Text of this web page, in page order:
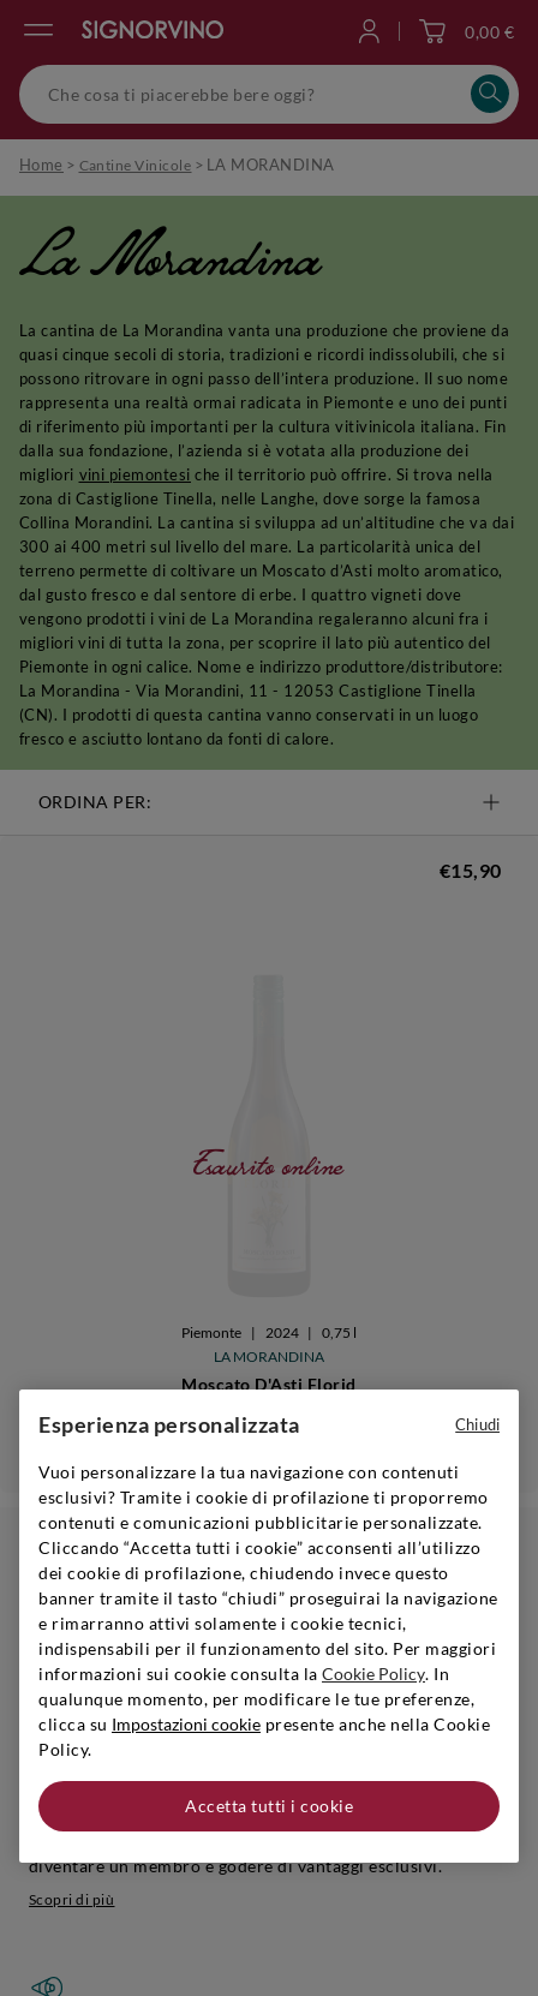
0,00 €
Home > Cantine Vinicole > LA MORANDINA
La Morandina
La cantina de La Morandina vanta una produzione che proviene da
quasi cinque secoli di storia, tradizioni e ricordi indissolubili, che si
possono ritrovare in ogni passo dell’intera produzione. Il suo nome
rappresenta una realtà ormai radicata in Piemonte e uno dei punti
di riferimento più importanti per la cultura vitivinicola italiana. Fin
dalla sua fondazione, l’azienda si è votata alla produzione dei
migliori vini piemontesi che il territorio può offrire. Si trova nella
zona di Castiglione Tinella, nelle Langhe, dove sorge la famosa
Collina Morandini. La cantina si sviluppa ad un’altitudine che va dai
300 ai 400 metri sul livello del mare. La particolarità unica del
terreno permette di coltivare un Moscato d’Asti molto aromatico,
dal gusto fresco e dal sentore di erbe. I quattro vigneti dove
vengono prodotti i vini de La Morandina regaleranno alcuni fra i
migliori vini di tutta la zona, per scoprire il lato più autentico del
Piemonte in ogni calice. Nome e indirizzo produttore/distributore:
La Morandina - Via Morandini, 11 - 12053 Castiglione Tinella
(CN). I prodotti di questa cantina vanno conservati in un luogo
fresco e asciutto lontano da fonti di calore.
ORDINA PER:
Esaurito online
€15,90
Piemonte | 2024 | 0,75 l
LA MORANDINA
Moscato D'Asti Florid
Avvisami quando disponibile
GUIDA AI REGALI
Puoi trovare il regalo perfetto, vai sul sicuro!
Scopri di più
SIGNORVINO CLUB
diventare un membro e godere di vantaggi esclusivi.
Scopri di più
Esperienza personalizzata
Vuoi personalizzare la tua navigazione con contenuti
esclusivi? Tramite i cookie di profilazione ti proporremo
contenuti e comunicazioni pubblicitarie personalizzate.
Cliccando “Accetta tutti i cookie” acconsenti all’utilizzo
dei cookie di profilazione, chiudendo invece questo
banner tramite il tasto “chiudi” proseguirai la navigazione
e rimarranno attivi solamente i cookie tecnici,
indispensabili per il funzionamento del sito. Per maggiori
informazioni sui cookie consulta la Cookie Policy. In
qualunque momento, per modificare le tue preferenze,
clicca su Impostazioni cookie presente anche nella Cookie
Policy.
Accetta tutti i cookie
Chiudi